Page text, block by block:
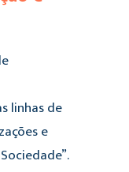
linhas de
e